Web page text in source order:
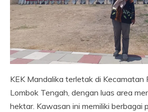
KEK Mandalika terletak di Kecamatan
Lombok Tengah, dengan luas area
hektar. Kawasan ini memiliki berbagai